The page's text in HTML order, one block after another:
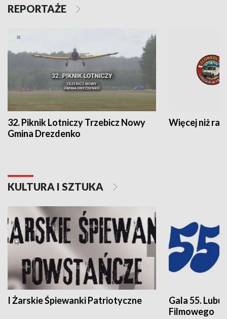
REPORTAŻE
32. Piknik Lotniczy Trzebicz Nowy
Gmina Drezdenko
Więcej niż rajd
KULTURA I SZTUKA
I Żarskie Śpiewanki Patriotyczne
Gala 55.
Filmowego